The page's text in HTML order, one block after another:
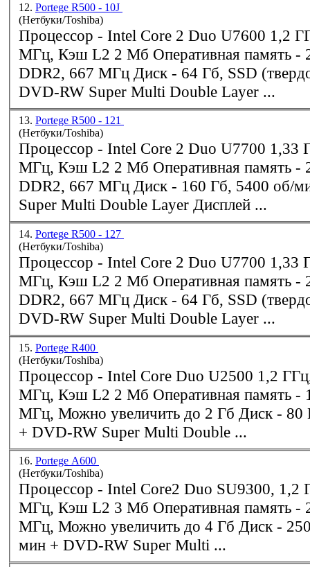
12. Portege R500 - 10J
(Нетбуки/Toshiba)
Процессор - Intel Core 2 Duo U7600 1,2 ГГц, Шина 533
DDR2, 667 МГц Диск - 64 Гб, SSD (твердотельный) +
DVD-RW Super Multi Double Layer ...
13. Portege R500 - 121
(Нетбуки/Toshiba)
Процессор - Intel Core 2 Duo U7700 1,33 ГГц, Шина 533
DDR2, 667 МГц Диск - 160 Гб, 5400 об/мин + DVD-RW
Super Multi Double Layer Дисплей ...
14. Portege R500 - 127
(Нетбуки/Toshiba)
Процессор - Intel Core 2 Duo U7700 1,33 ГГц, Шина 533
DDR2, 667 МГц Диск - 64 Гб, SSD (твердотельный) +
DVD-RW Super Multi Double Layer ...
15. Portege R400
(Нетбуки/Toshiba)
Процессор - Intel Core Duo U2500 1,2 ГГц, Шина 533
МГц, Можно увеличить до 2 Гб Диск - 80 Гб, 5400 об/мин
+ DVD-RW Super Multi Double ...
16. Portege A600
(Нетбуки/Toshiba)
Процессор - Intel Core2 Duo SU9300, 1,2 ГГц, Шина 800
МГц, Можно увеличить до 4 Гб Диск - 250 Гб, 5400 об/
мин + DVD-RW Super Multi ...